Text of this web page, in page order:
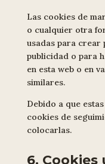
Las cookies de
o cualquier otra
usadas para crear
publicidad o para
en esta web o en
similares.
Debido a que
cookies de
colocarlas.
6. Cookies